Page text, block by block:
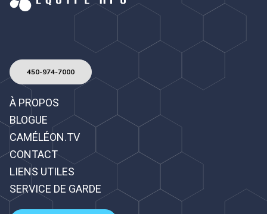
450-974-7000
À PROPOS
BLOGUE
CAMÉLÉON.TV
CONTACT
LIENS UTILES
SERVICE DE GARDE